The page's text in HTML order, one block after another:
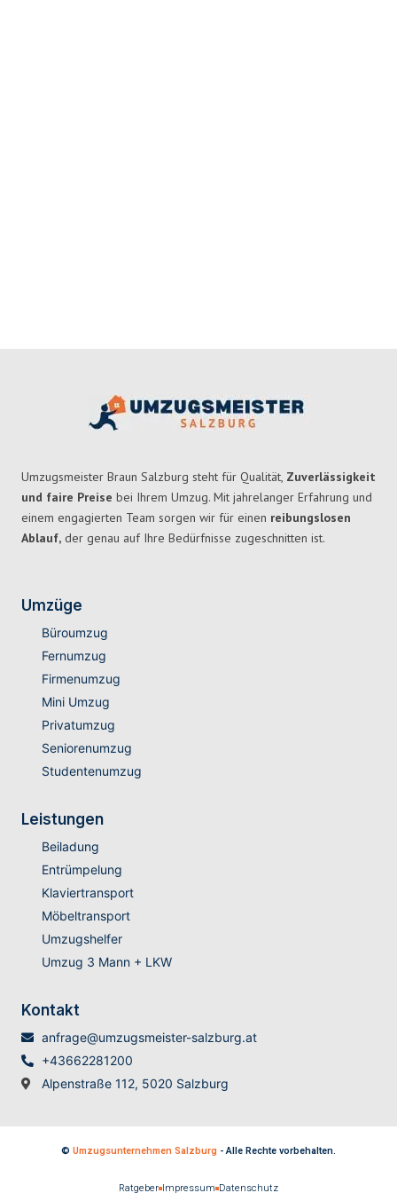
Umzugsmeister Braun Salzburg steht für Qualität, Zuverlässigkeit
und faire Preise bei Ihrem Umzug. Mit jahrelanger Erfahrung und
einem engagierten Team sorgen wir für einen reibungslosen
Ablauf, der genau auf Ihre Bedürfnisse zugeschnitten ist.
Umzüge
Büroumzug
Fernumzug
Firmenumzug
Mini Umzug
Privatumzug
Seniorenumzug
Studentenumzug
Leistungen
Beiladung
Entrümpelung
Klaviertransport
Möbeltransport
Umzugshelfer
Umzug 3 Mann + LKW
Kontakt
anfrage@umzugsmeister-salzburg.at
+43662281200
Alpenstraße 112, 5020 Salzburg
© Umzugsunternehmen Salzburg - Alle Rechte vorbehalten.
Ratgeber Impressum Datenschutz